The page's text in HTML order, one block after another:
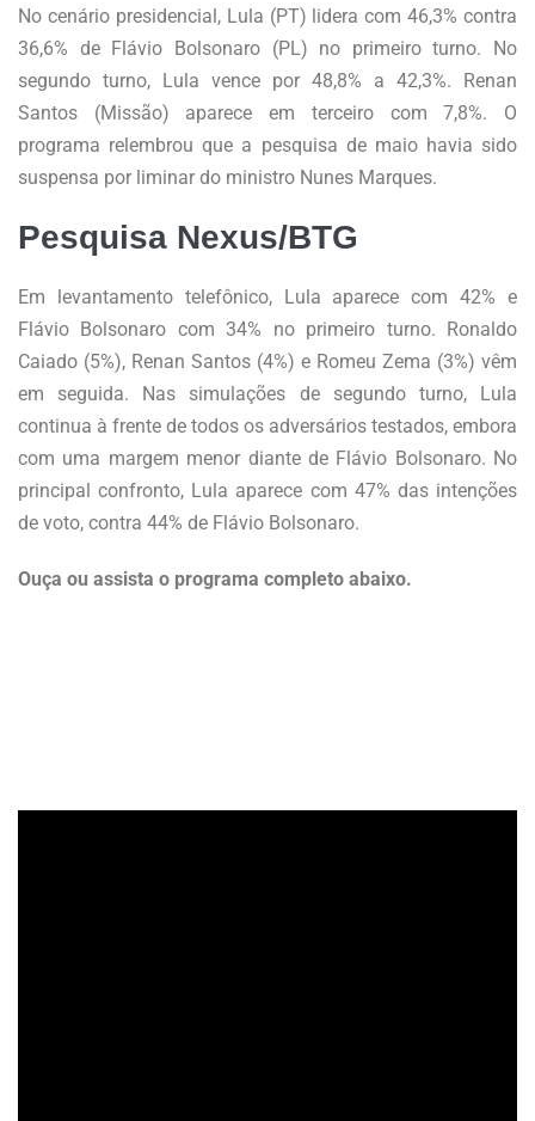
No cenário presidencial, Lula (PT) lidera com 46,3% contra
36,6% de Flávio Bolsonaro (PL) no primeiro turno. No
segundo turno, Lula vence por 48,8% a 42,3%. Renan
Santos (Missão) aparece em terceiro com 7,8%. O
programa relembrou que a pesquisa de maio havia sido
suspensa por liminar do ministro Nunes Marques.
Pesquisa Nexus/BTG
Em levantamento telefônico, Lula aparece com 42% e
Flávio Bolsonaro com 34% no primeiro turno. Ronaldo
Caiado (5%), Renan Santos (4%) e Romeu Zema (3%) vêm
em seguida. Nas simulações de segundo turno, Lula
continua à frente de todos os adversários testados, embora
com uma margem menor diante de Flávio Bolsonaro. No
principal confronto, Lula aparece com 47% das intenções
de voto, contra 44% de Flávio Bolsonaro.
Ouça ou assista o programa completo abaixo.